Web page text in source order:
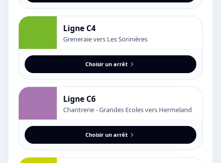
Ligne C4
Greneraie vers Les Sorinières
Choisir un arrêt
Ligne C6
Chantrerie - Grandes Ecoles vers Hermeland
Choisir un arrêt